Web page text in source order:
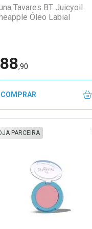
Ativar Desconto
Comprar sem Desconto
Comprar sem Desconto
Tavares BT Juicyoil
Óleo Labial
88,90
COMPRAR
Menos
PARCEIRA